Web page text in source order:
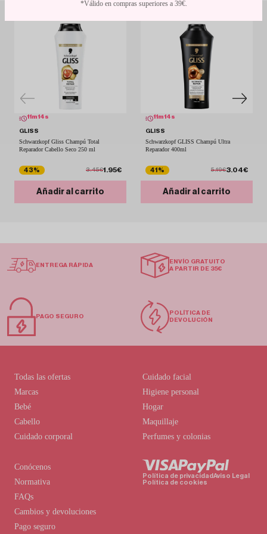
11 m13 s
GLISS
Schwarzkopf Gliss Champú Total
Reparador Cabello Seco 250 ml
43% 3.45€1.95€
Añadir al carrito
11 m13 s
GLISS
Schwarzkopf GLISS Champú Ultra
Reparador 400ml
41% 5.19€3.04€
Añadir al carrito
ENTREGA RÁPIDA
ENVÍO GRATUITO
A PARTIR DE 35€
PAGO SEGURO
POLÍTICA DE
DEVOLUCIÓN
Conócenos
Normativa
FAQs
Cambios y devoluciones
Pago seguro
Todas las ofertas
Marcas
Bebé
Cabello
Cuidado corporal
Cuidado facial
Higiene personal
Hogar
Maquillaje
Perfumes y colonias
Política de privacidadAviso Legal
Política de cookies
*Válido en compras superiores a 39€.